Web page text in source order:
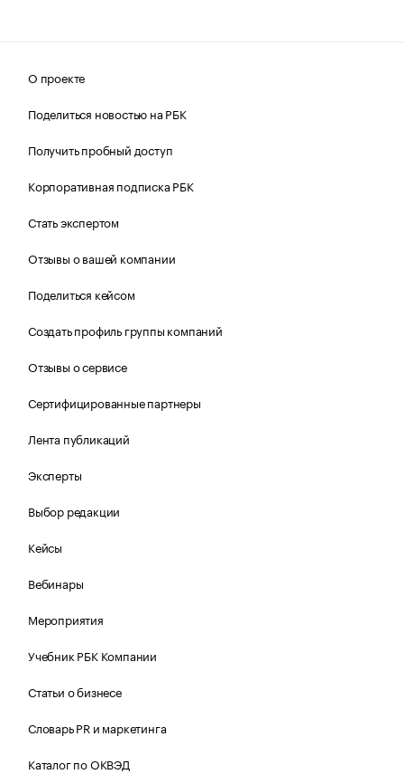
О проекте
Поделиться новостью на РБК
Получить пробный доступ
Корпоративная подписка РБК
Стать экспертом
Отзывы о вашей компании
Поделиться кейсом
Создать профиль группы компаний
Отзывы о сервисе
Сертифицированные партнеры
Лента публикаций
Эксперты
Выбор редакции
Кейсы
Вебинары
Мероприятия
Учебник РБК Компании
Статьи о бизнесе
Словарь PR и маркетинга
Каталог по ОКВЭД